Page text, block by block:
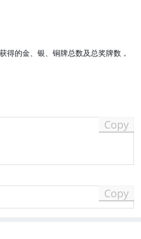
得的金、银、铜牌总数及总奖牌数，
Copy
Copy